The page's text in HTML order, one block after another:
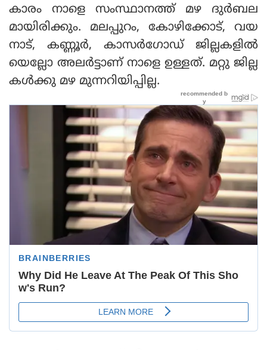
കാരം നാളെ സംസ്ഥാനത്ത് മഴ ദുർബല
മായിരിക്കും. മലപ്പുറം, കോഴിക്കോട്, വയ
നാട്, കണ്ണൂർ, കാസർഗോഡ് ജില്ലകളിൽ
യെല്ലോ അലർട്ടാണ് നാളെ ഉള്ളത്. മറ്റു ജില്ല
കൾക്കു മഴ മുന്നറിയിപ്പില്ല.